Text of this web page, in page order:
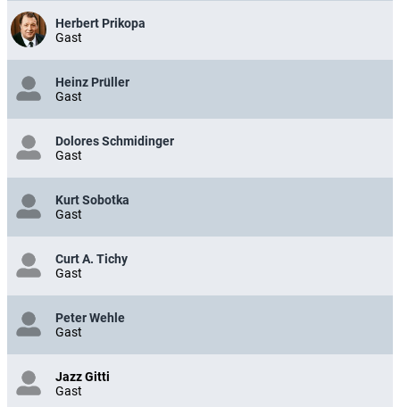
Herbert Prikopa
Gast
Heinz Prüller
Gast
Dolores Schmidinger
Gast
Kurt Sobotka
Gast
Curt A. Tichy
Gast
Peter Wehle
Gast
Jazz Gitti
Gast